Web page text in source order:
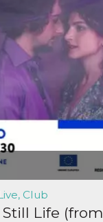
Club
Life (from